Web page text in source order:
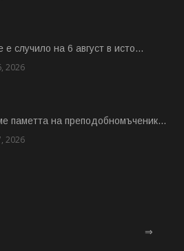
е случило на 6 август в исто...
2026
паметта на преподобномъченик...
2026
⇒